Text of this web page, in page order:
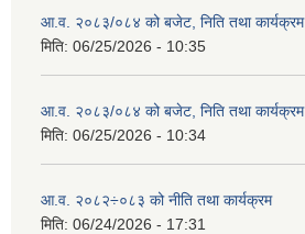
आ.व. २०८३/०८४ को बजेट, निति तथा कार्यक्रम
मिति: 06/25/2026 - 10:35
आ.व. २०८३/०८४ को बजेट, निति तथा कार्यक्रम
मिति: 06/25/2026 - 10:34
आ.व. २०८२÷०८३ को नीति तथा कार्यक्रम
मिति: 06/24/2026 - 17:31